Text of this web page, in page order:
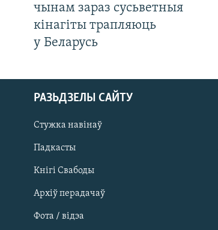
чынам зараз сусьветныя
кінагіты трапляюць
у Беларусь
РАЗЬДЗЕЛЫ САЙТУ
Стужка навінаў
Падкасты
Кнігі Свабоды
Архіў перадачаў
Фота / відэа